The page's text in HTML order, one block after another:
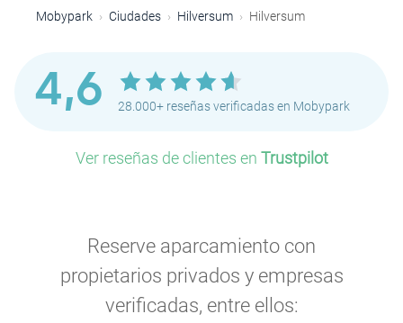
Mobypark Ciudades Hilversum Hilversum
4,6 28.000+ reseñas verificadas en Mobypark
Ver reseñas de clientes en Trustpilot
Reserve aparcamiento con
propietarios privados y empresas
verificadas, entre ellos: